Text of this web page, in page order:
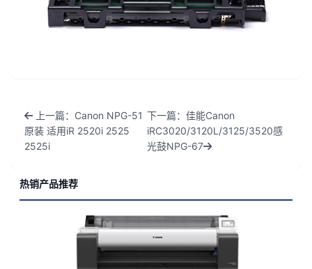
上一篇：Canon NPG-51
原装 适用iR 2520i 2525
2525i
下一篇：佳能Canon
iRC3020/3120L/3125/3520感
光鼓NPG-67
热销产品推荐